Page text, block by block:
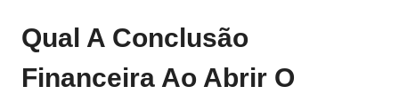
Qual A Conclusão
Financeira Ao Abrir O